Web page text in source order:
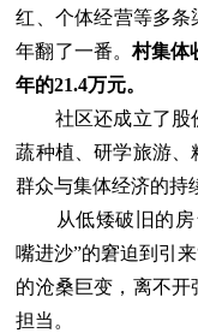
红、个体经营等多条
年翻了一番。村集体
年的21.4万元。
社区还成立了股份
蔬种植、研学旅游、
群众与集体经济的持
从低矮破旧的房
嘴进沙”的窘迫到引
的沧桑巨变，离不
担当。